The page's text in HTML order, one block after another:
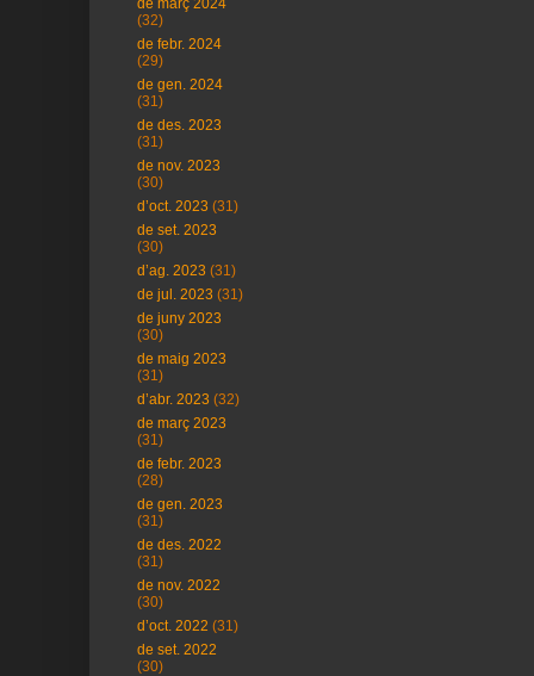
de març 2024
(32)
de febr. 2024
(29)
de gen. 2024
(31)
de des. 2023
(31)
de nov. 2023
(30)
d’oct. 2023 (31)
de set. 2023
(30)
d’ag. 2023 (31)
de jul. 2023 (31)
de juny 2023
(30)
de maig 2023
(31)
d’abr. 2023 (32)
de març 2023
(31)
de febr. 2023
(28)
de gen. 2023
(31)
de des. 2022
(31)
de nov. 2022
(30)
d’oct. 2022 (31)
de set. 2022
(30)